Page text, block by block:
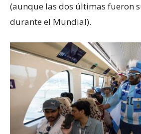
(aunque las dos últimas fueron
durante el Mundial).